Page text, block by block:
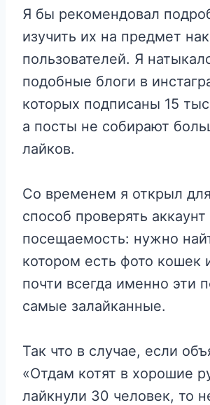
Я бы рекомендовал
изучить их на предмет
пользователей. Я
подобные блоги в
которых подписаны 15
а посты не собирают
лайков.
Со временем я открыл
способ проверять аккаунт
посещаемость: нужно
котором есть фото кошек
почти всегда именно эти
самые залайканные.
Так что в случае, если
«Отдам котят в хорошие
лайкнули 30 человек, то